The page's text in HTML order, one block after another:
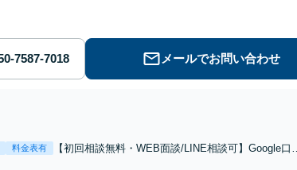
メールでお問い合わせ
料金表有
【初回相談無料・WEB面談/LINE相談可】Google口コ